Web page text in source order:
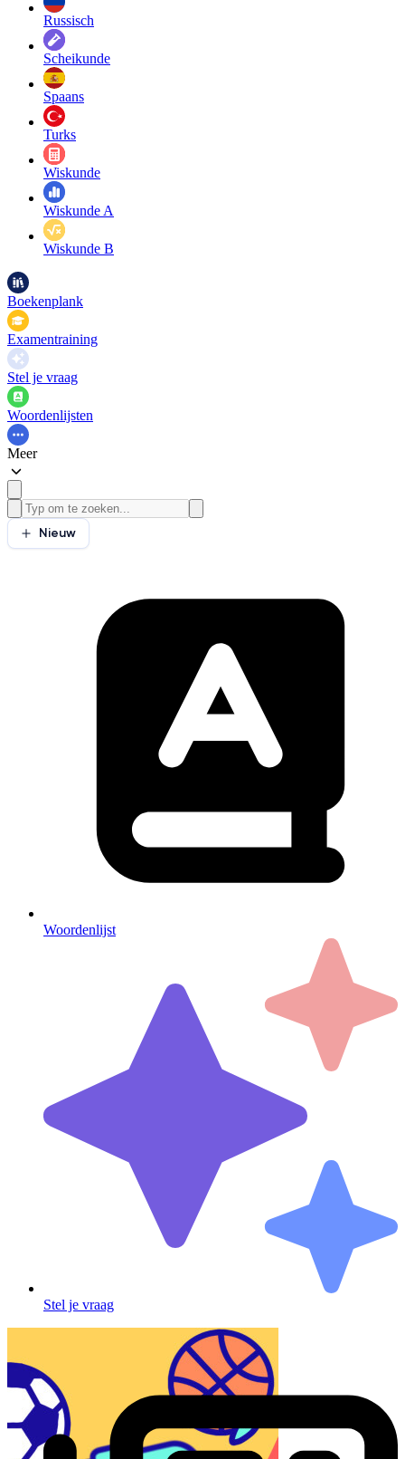
Russisch
Scheikunde
Spaans
Turks
Wiskunde
Wiskunde A
Wiskunde B
Boekenplank
Examentraining
Stel je vraag
Woordenlijsten
Meer
Nieuw
Woordenlijst
Stel je vraag